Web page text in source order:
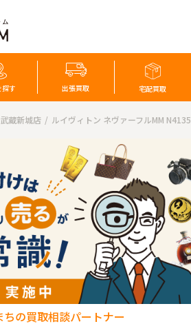
探す 出張買取 宅配買取
武蔵新城店 ルイヴィトン ネヴァーフルMM
ちの買取相談パートナー